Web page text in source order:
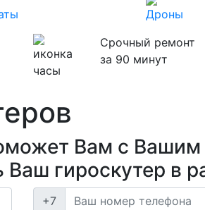
Дроны
Срочный ремонт
за 90 минут
Вам с Вашим
гироскутер в
+7